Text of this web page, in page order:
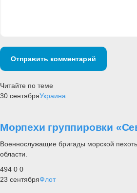
Отправить комментарий
Читайте по теме
30 сентябряУкраина
Морпехи группировки
Военнослужащие бригады морской
области.
494 0 0
23 сентябряФлот